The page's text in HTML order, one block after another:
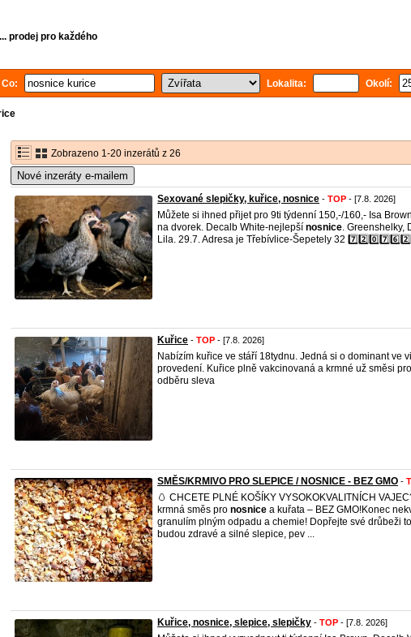
... prodej pro každého
Co: Lokalita: Okolí:
Zobrazeno 1-20 inzerátů z 26
Nové inzeráty e-mailem
Sexované slepičky, kuřice, nosnice - TOP - [7.8. 2026]
Můžete si ihned přijet pro 9ti týdenní 150,-/160,- Isa
na dvorek. Decalb White-nejlepší nosnice. Greenshelky,
Lila. 29.7. Adresa je Třebívlice-Šepetely 32
Kuřice - TOP - [7.8. 2026]
Nabízím kuřice ve stáří 18tydnu. Jedná si o dominant ve
provedení. Kuřice plně vakcinovaná a krmné už směsi pro
odběru sleva
​SMĚS/KRMIVO PRO SLEPICE / NOSNICE - BEZ GMO -
🥚 CHCETE PLNÉ KOŠÍKY VYSOKOKVALITNÍCH
krmná směs pro nosnice a kuřata – BEZ GMO! ​Konec
granulím plným odpadu a chemie! Dopřejte své drůbeži
budou zdravé a silné slepice, pev ...
Kuřice, nosnice, slepice, slepičky - TOP - [7.8. 2026]